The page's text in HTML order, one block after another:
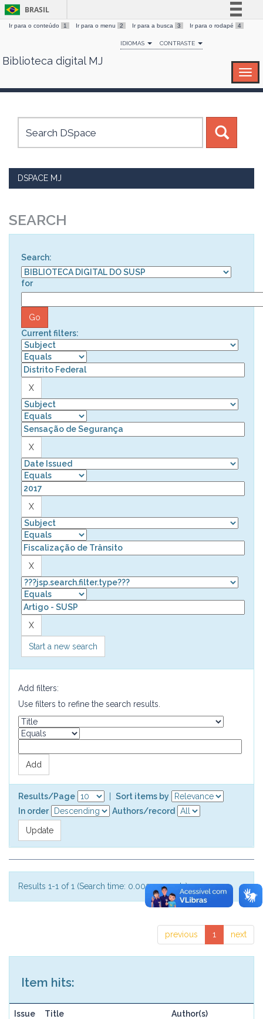
Skip
BRASIL
Simplifique!
Comunica BR
Canais
Ir para o conteúdo 1 Ir para o menu 2 Ir para a busca 3 Ir para o rodapé 4
IDIOMAS CONTRASTE
Biblioteca digital MJ
DSPACE MJ
SEARCH
Search:
for
Current filters:
Start a new search
Add filters:
Use filters to refine the search results.
Results/Page
Sort items by
In order
Authors/record
Results 1-1 of 1 (Search time: 0.002 seconds).
previous 1 next
Item hits:
Issue
Title Author(s)